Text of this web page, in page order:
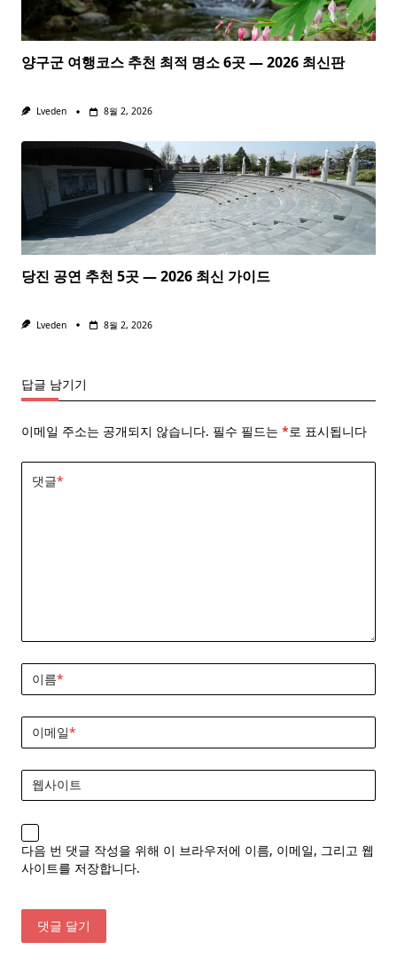
양구군 여행코스 추천 최적 명소 6곳 — 2026 최신판
Lveden 8월 2, 2026
당진 공연 추천 5곳 — 2026 최신 가이드
Lveden 8월 2, 2026
답글 남기기
이메일 주소는 공개되지 않습니다. 필수 필드는 *로 표시됩니다
댓글*
이름*
이메일*
웹사이트
다음 번 댓글 작성을 위해 이 브라우저에 이름, 이메일, 그리고 웹
사이트를 저장합니다.